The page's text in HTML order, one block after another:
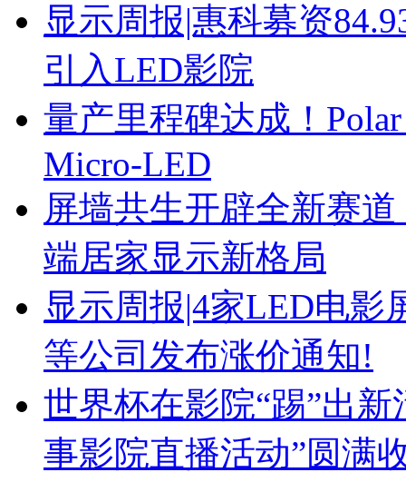
显示周报|惠科募资
引入LED影院
量产里程碑达成！
Micro-LED
屏墙共生开辟全新赛
端居家显示新格局
显示周报|4家LED电影
等公司发布涨价通知!
世界杯在影院“踢”出
事影院直播活动”圆满